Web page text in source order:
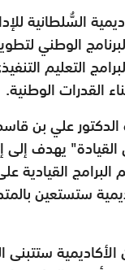
السُّلطانية
الوطني
لبرامج التعليم
القدرات الوطنية.
علي بن قاسم
يهدف إلى
القيادية
ستستعين
ستتبنى